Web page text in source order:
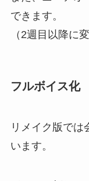
できます。
（2週目以降に
フルボイス化
リメイク版では
います。